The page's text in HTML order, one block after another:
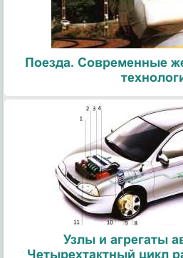
Поезда. Современные
Узлы и агрегаты
Четырехтактный цикл